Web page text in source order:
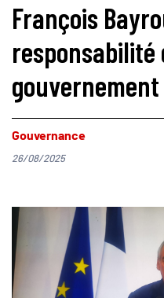
François
responsabilité
Gouvernance
26/08/2025